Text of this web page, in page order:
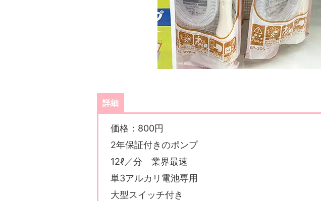
詳細
価格：800円
2年保証付きのポンプ
12ℓ／分 業界最速
単3アルカリ電池専用
大型スイッチ付き